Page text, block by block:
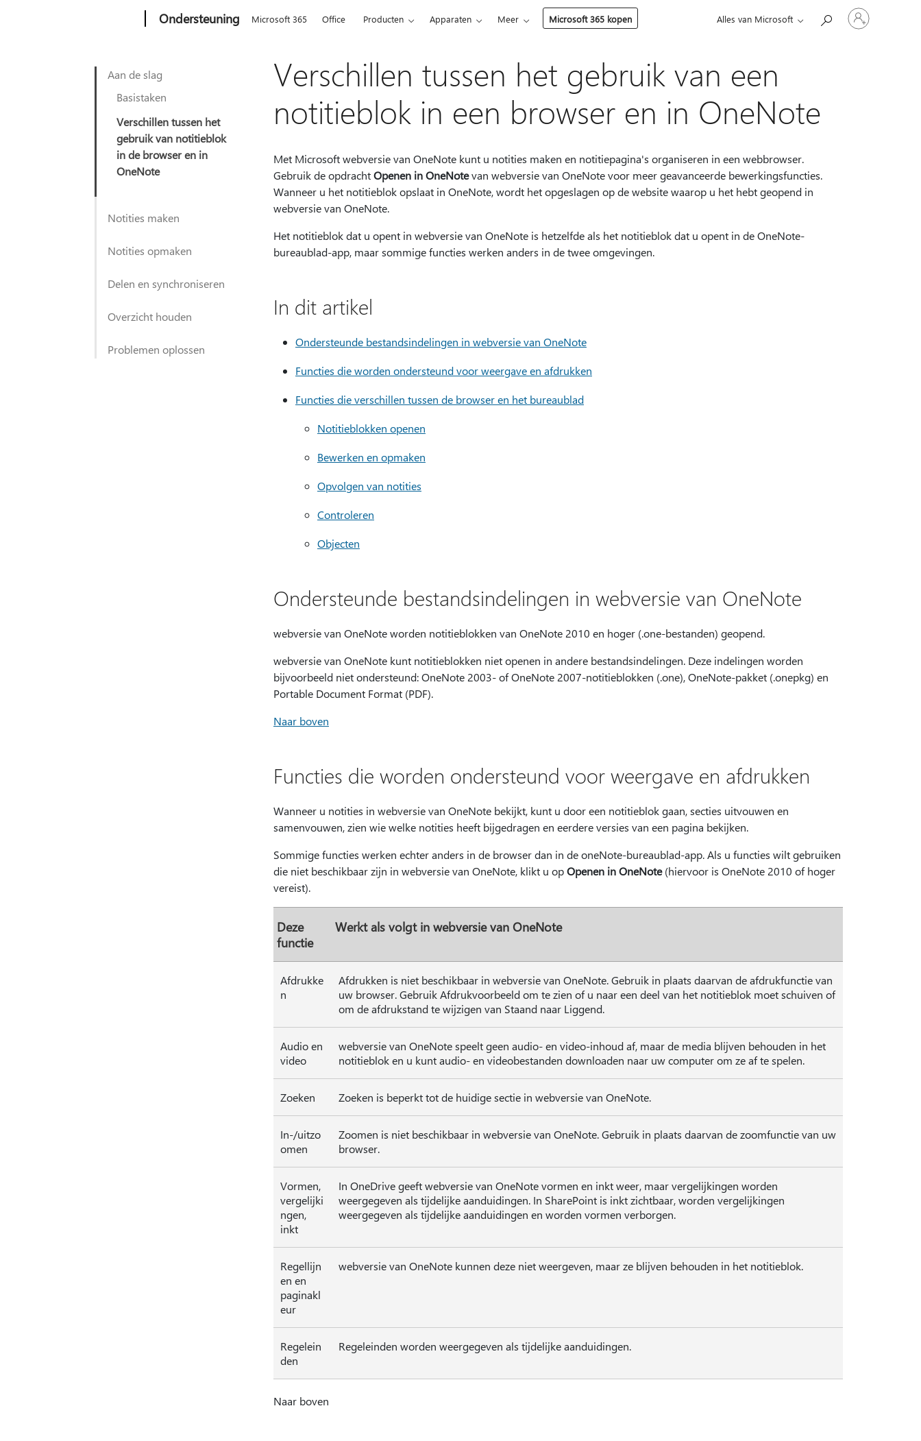
Ondersteuning Microsoft 365 Office Producten Apparaten Meer Microsoft 365 kopen Alles van Microsoft
Meld
je
aan
Aan de slag
Basistaken
Verschillen tussen het
gebruik van notitieblok
in de browser en in
OneNote
Notities maken
Notities opmaken
Delen en synchroniseren
Overzicht houden
Problemen oplossen
Verschillen tussen het gebruik van een
notitieblok in een browser en in OneNote
Met Microsoft webversie van OneNote kunt u notities maken en notitiepagina's organiseren in een webbrowser.
Gebruik de opdrachtOpenen in OneNotevan webversie van OneNote voor meer geavanceerde bewerkingsfuncties.
Wanneer u het notitieblok opslaat in OneNote, wordt het opgeslagen op de website waarop u het hebt geopend in
webversie van OneNote.
Het notitieblok dat u opent in webversie van OneNote is hetzelfde als het notitieblok dat u opent in de OneNote-
bureaublad-app, maar sommige functies werken anders in de twee omgevingen.
In dit artikel
Ondersteunde bestandsindelingen in webversie van OneNote
Functies die worden ondersteund voor weergave en afdrukken
Functies die verschillen tussen de browser en het bureaublad
Notitieblokken openen
Bewerken en opmaken
Opvolgen van notities
Controleren
Objecten
Ondersteunde bestandsindelingen in webversie van OneNote
webversie van OneNote worden notitieblokken van OneNote 2010 en hoger (.one-bestanden) geopend.
webversie van OneNote kunt notitieblokken niet openen in andere bestandsindelingen. Deze indelingen worden
bijvoorbeeld niet ondersteund: OneNote 2003- of OneNote 2007-notitieblokken (.one), OneNote-pakket (.onepkg) en
Portable Document Format (PDF).
Naar boven
Functies die worden ondersteund voor weergave en afdrukken
Wanneer u notities in webversie van OneNote bekijkt, kunt u door een notitieblok gaan, secties uitvouwen en
samenvouwen, zien wie welke notities heeft bijgedragen en eerdere versies van een pagina bekijken.
Sommige functies werken echter anders in de browser dan in de oneNote-bureaublad-app. Als u functies wilt gebruiken
die niet beschikbaar zijn in webversie van OneNote, klikt u opOpenen in OneNote(hiervoor is OneNote 2010 of hoger
vereist).
Deze
functie
Werkt als volgt in webversie van OneNote
Afdrukke
n
Afdrukken is niet beschikbaar in webversie van OneNote. Gebruik in plaats daarvan de afdrukfunctie van
uw browser. Gebruik Afdrukvoorbeeld om te zien of u naar een deel van het notitieblok moet schuiven of
om de afdrukstand te wijzigen van Staand naar Liggend.
Audio en
video
webversie van OneNote speelt geen audio- en video-inhoud af, maar de media blijven behouden in het
notitieblok en u kunt audio- en videobestanden downloaden naar uw computer om ze af te spelen.
Zoeken Zoeken is beperkt tot de huidige sectie in webversie van OneNote.
In-/uitzo
omen
Zoomen is niet beschikbaar in webversie van OneNote. Gebruik in plaats daarvan de zoomfunctie van uw
browser.
Vormen,
vergelijki
ngen,
inkt
In OneDrive geeft webversie van OneNote vormen en inkt weer, maar vergelijkingen worden
weergegeven als tijdelijke aanduidingen. In SharePoint is inkt zichtbaar, worden vergelijkingen
weergegeven als tijdelijke aanduidingen en worden vormen verborgen.
Regellijn
en en
paginakl
eur
webversie van OneNote kunnen deze niet weergeven, maar ze blijven behouden in het notitieblok.
Regelein
den
Regeleinden worden weergegeven als tijdelijke aanduidingen.
Naar boven